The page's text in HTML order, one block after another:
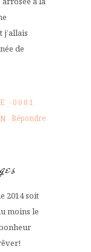
de
-0001
Répondre
2014 soit
moins le